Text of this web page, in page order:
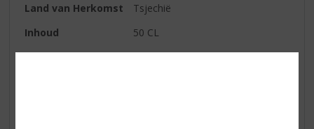
Land van Herkomst
Tsjechië
Inhoud
50 CL
Alcoholpercentage
40% vol